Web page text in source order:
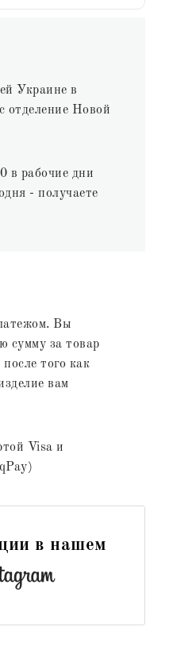
Украине в
отделение Новой
в рабочие дни
- получаете
Вы
сумму за товар
того как
вам
Visa и
в нашем